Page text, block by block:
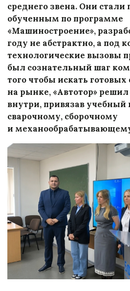
среднего звена. Они
обученным по программе
«Машиностроение»,
году не абстрактно, а под
технологические вызовы
был сознательный шаг
того чтобы искать
на рынке, «Автотор»
внутри, привязав учебный
сварочному, сборочному
и